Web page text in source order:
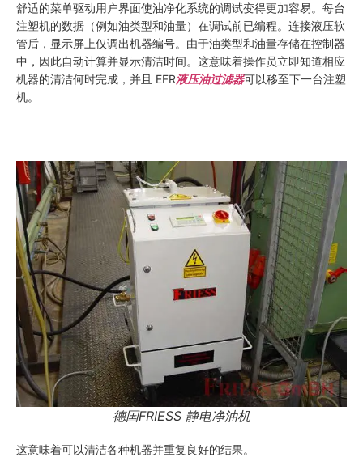
舒适的菜单驱动用户界面使油净化系统的调试变得更加容易。每台
注塑机的数据（例如油类型和油量）在调试前已编程。连接液压软
管后，显示屏上仅调出机器编号。由于油类型和油量存储在控制器
中，因此自动计算并显示清洁时间。这意味着操作员立即知道相应
机器的清洁何时完成，并且 EFR液压油过滤器可以移至下一台注塑
机。
德国FRIESS 静电净油机
这意味着可以清洁各种机器并重复良好的结果。